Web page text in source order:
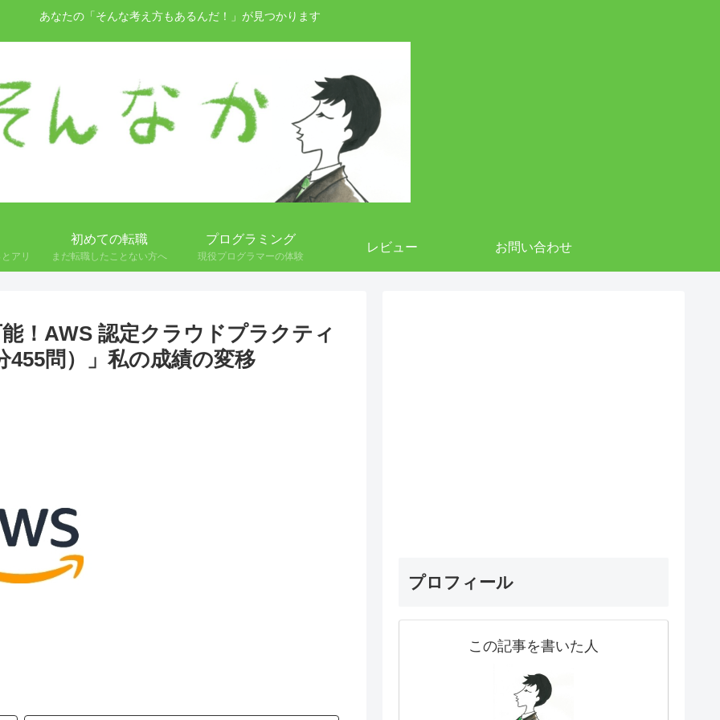
あなたの「そんな考え方もあるんだ！」が見つかります
アリ
初めての転職
まだ転職したことない方へ
プログラミング
現役プログラマーの体験
レビュー お問い合わせ
！AWS 認定クラウドプラクティ
455問）」私の成績の変移
プロフィール
この記事を書いた人